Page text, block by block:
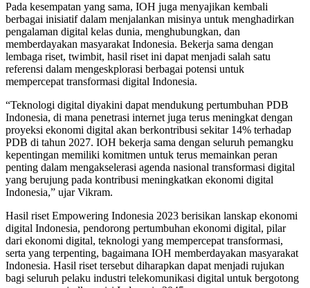
Pada kesempatan yang sama, IOH juga menyajikan kembali
berbagai inisiatif dalam menjalankan misinya untuk menghadirkan
pengalaman digital kelas dunia, menghubungkan, dan
memberdayakan masyarakat Indonesia. Bekerja sama dengan
lembaga riset, twimbit, hasil riset ini dapat menjadi salah satu
referensi dalam mengeskplorasi berbagai potensi untuk
mempercepat transformasi digital Indonesia.
“Teknologi digital diyakini dapat mendukung pertumbuhan PDB
Indonesia, di mana penetrasi internet juga terus meningkat dengan
proyeksi ekonomi digital akan berkontribusi sekitar 14% terhadap
PDB di tahun 2027. IOH bekerja sama dengan seluruh pemangku
kepentingan memiliki komitmen untuk terus memainkan peran
penting dalam mengakselerasi agenda nasional transformasi digital
yang berujung pada kontribusi meningkatkan ekonomi digital
Indonesia,” ujar Vikram.
Hasil riset Empowering Indonesia 2023 berisikan lanskap ekonomi
digital Indonesia, pendorong pertumbuhan ekonomi digital, pilar
dari ekonomi digital, teknologi yang mempercepat transformasi,
serta yang terpenting, bagaimana IOH memberdayakan masyarakat
Indonesia. Hasil riset tersebut diharapkan dapat menjadi rujukan
bagi seluruh pelaku industri telekomunikasi digital untuk bergotong